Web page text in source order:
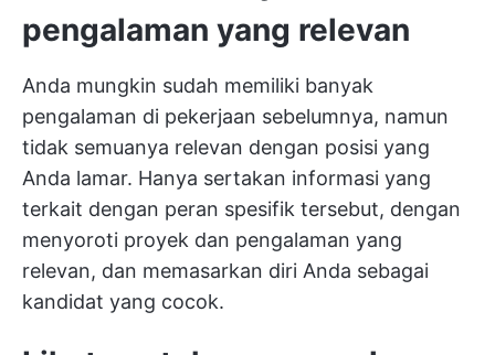
pengalaman yang relevan
Anda mungkin sudah memiliki banyak
pengalaman di pekerjaan sebelumnya, namun
tidak semuanya relevan dengan posisi yang
Anda lamar. Hanya sertakan informasi yang
terkait dengan peran spesifik tersebut, dengan
menyoroti proyek dan pengalaman yang
relevan, dan memasarkan diri Anda sebagai
kandidat yang cocok.